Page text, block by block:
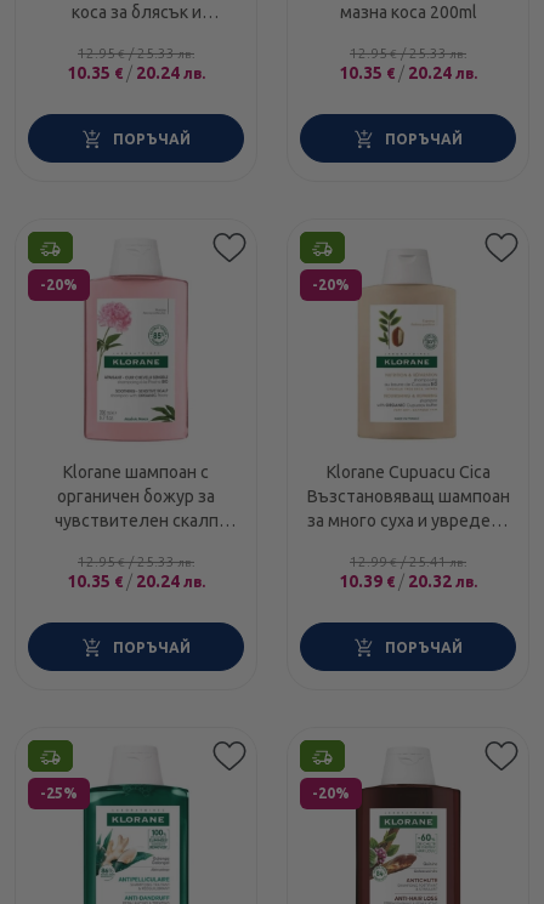
коса за блясък и
12.95€ / 25.33лв.
10.35 € / 20.24 лв.
ПОРЪЧАЙ
мазна коса 200ml
12.95€ / 25.33лв.
10.35 € / 20.24 лв.
ПОРЪЧАЙ
Етикети
-20%
Klorane шампоан с
органичен божур за
чувствителен скалп
12.95€ / 25.33лв.
10.35 € / 20.24 лв.
ПОРЪЧАЙ
Етикети
-20%
Klorane Cupuacu Cica
Възстановяващ шампоан
за много суха и увредена
200мл
12.99€ / 25.41лв.
10.39 € / 20.32 лв.
ПОРЪЧАЙ
Етикети
-25%
Етикети
-20%